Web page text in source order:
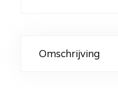
Omschrijving